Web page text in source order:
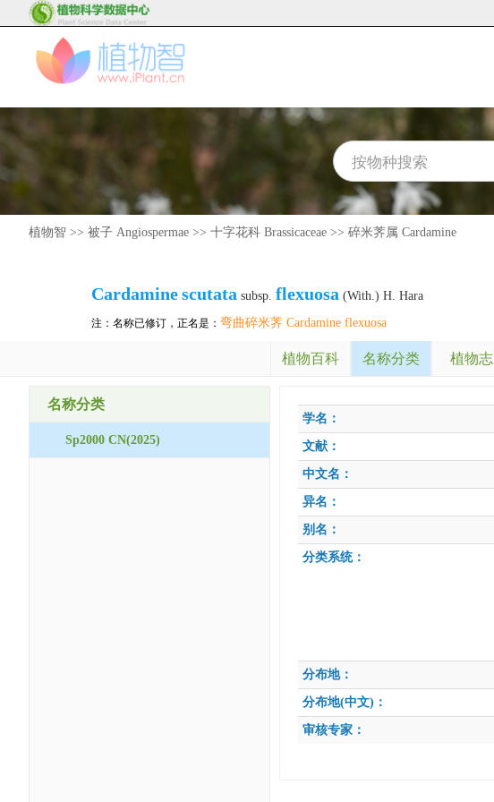
植物智 >> 被子 Angiospermae >> 十字花科 Brassicaceae >> 碎米荠属 Cardamine
Cardaminescutata subsp. flexuosa (With.) H. Hara
注：名称已修订，正名是： 弯曲碎米荠 Cardamine flexuosa
植物百科 名称分类 植物志
名称分类
Sp2000 CN(2025)
学名：
文献：
中文名：
异名：
别名：
分类系统：
分布地：
分布地(中文)：
审核专家：